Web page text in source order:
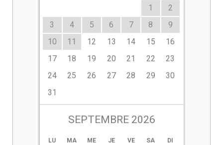
1
2
3
4 5 6 7 8
9
10
11 12 13 14 15
16
17
18 19 20 21 22
23
24
25 26 27 28 29
30
31
SEPTEMBRE 2026
LU MA ME JE VE SA DI